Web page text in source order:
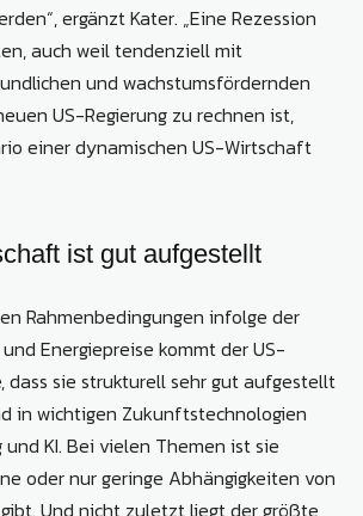
ergänzt Kater. „Eine Rezession
auch weil tendenziell mit
und wachstumsfördernden
US-Regierung zu rechnen ist,
einer dynamischen US-Wirtschaft
ist gut aufgestellt
Rahmenbedingungen infolge der
Energiepreise kommt der US-
dass sie strukturell sehr gut aufgestellt
in wichtigen Zukunftstechnologien
KI. Bei vielen Themen ist sie
oder nur geringe Abhängigkeiten von